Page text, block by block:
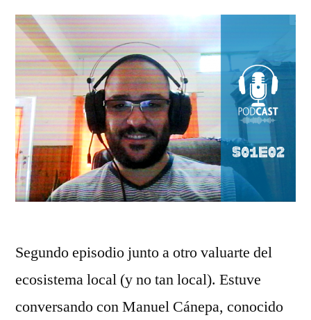
Segundo episodio junto a otro valuarte del
ecosistema local (y no tan local). Estuve
conversando con Manuel Cánepa, conocido